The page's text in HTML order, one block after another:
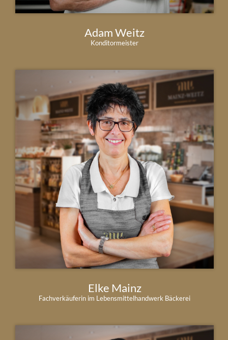
Adam Weitz
Konditormeister
Elke Mainz
Fachverkäuferin im Lebensmittelhandwerk Bäckerei